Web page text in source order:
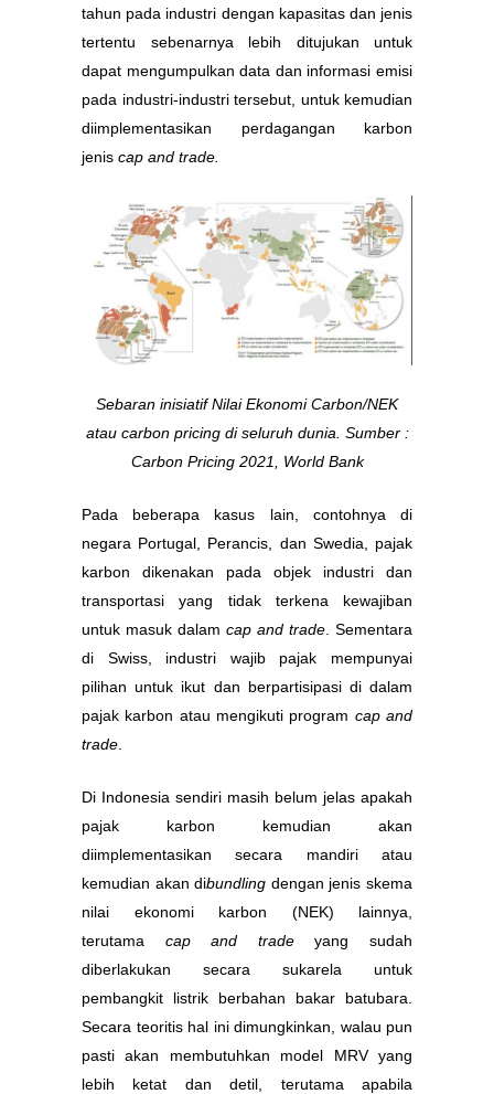
tahun pada industri dengan kapasitas dan jenis
tertentu sebenarnya lebih ditujukan untuk
dapat mengumpulkan data dan informasi emisi
pada industri-industri tersebut, untuk kemudian
diimplementasikan perdagangan karbon
jenis cap and trade.
Sebaran inisiatif Nilai Ekonomi Carbon/NEK
atau carbon pricing di seluruh dunia. Sumber :
Carbon Pricing 2021, World Bank
Pada beberapa kasus lain, contohnya di
negara Portugal, Perancis, dan Swedia, pajak
karbon dikenakan pada objek industri dan
transportasi yang tidak terkena kewajiban
untuk masuk dalam cap and trade . Sementara
di Swiss, industri wajib pajak mempunyai
pilihan untuk ikut dan berpartisipasi di dalam
pajak karbon atau mengikuti program cap and
trade
Di Indonesia sendiri masih belum jelas apakah
pajak karbon kemudian akan
diimplementasikan secara mandiri atau
kemudian akan dibundling dengan jenis skema
nilai ekonomi karbon (NEK) lainnya,
terutama cap and tradeyang sudah
diberlakukan secara sukarela untuk
pembangkit listrik berbahan bakar batubara.
Secara teoritis hal ini dimungkinkan, walau pun
pasti akan membutuhkan model MRV yang
lebih ketat dan detil, terutama apabila